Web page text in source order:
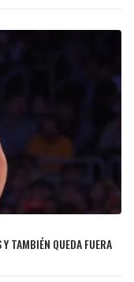
TAMBIÉN QUEDA FUERA